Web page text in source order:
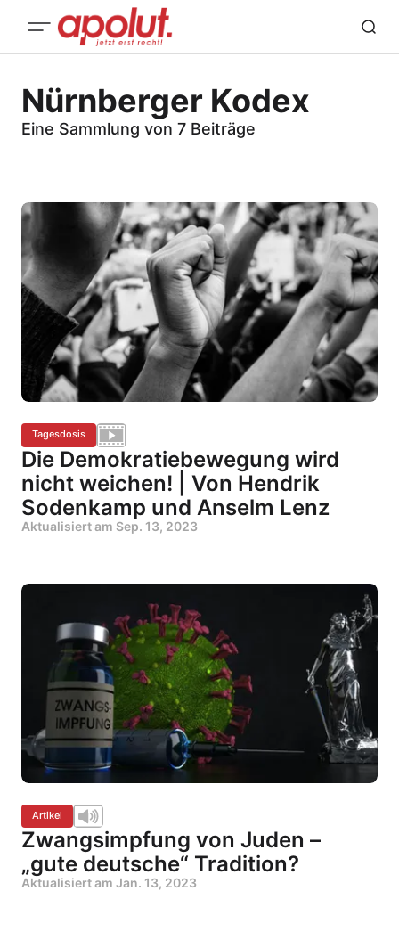
Nürnberger Kodex
Eine Sammlung von 7 Beiträge
Tagesdosis
Die Demokratiebewegung wird
nicht weichen! | Von Hendrik
Sodenkamp und Anselm Lenz
Aktualisiert am Sep. 13, 2023
Artikel
Zwangsimpfung von Juden –
„gute deutsche“ Tradition?
Aktualisiert am Jan. 13, 2023